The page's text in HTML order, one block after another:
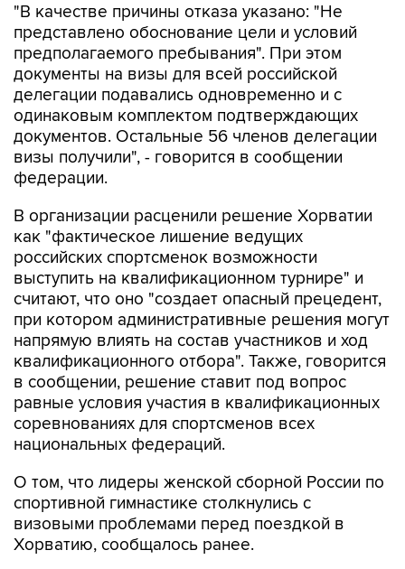
"В качестве причины отказа указано: "Не
представлено обоснование цели и условий
предполагаемого пребывания". При этом
документы на визы для всей российской
делегации подавались одновременно и с
одинаковым комплектом подтверждающих
документов. Остальные 56 членов делегации
визы получили", - говорится в сообщении
федерации.
В организации расценили решение Хорватии
как "фактическое лишение ведущих
российских спортсменок возможности
выступить на квалификационном турнире" и
считают, что оно "создает опасный прецедент,
при котором административные решения могут
напрямую влиять на состав участников и ход
квалификационного отбора". Также, говорится
в сообщении, решение ставит под вопрос
равные условия участия в квалификационных
соревнованиях для спортсменов всех
национальных федераций.
О том, что лидеры женской сборной России по
спортивной гимнастике столкнулись с
визовыми проблемами перед поездкой в
Хорватию, сообщалось ранее.